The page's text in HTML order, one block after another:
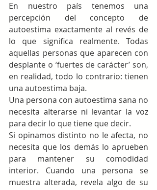
En nuestro país tenemos una
percepción del concepto de
autoestima exactamente al revés de
lo que significa realmente. Todas
aquellas personas que aparecen con
desplante o ‘fuertes de carácter’ son,
en realidad, todo lo contrario: tienen
una autoestima baja.
Una persona con autoestima sana no
necesita alterarse ni levantar la voz
para decir lo que tiene que decir.
Si opinamos distinto no le afecta, no
necesita que los demás lo aprueben
para mantener su comodidad
interior. Cuando una persona se
muestra alterada, revela algo de su